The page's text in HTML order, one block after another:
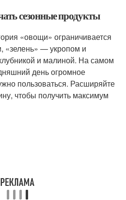
сезонные продукты
«овощи» ограничивается
«зелень» — укропом и
и малиной. На самом
день огромное
пользоваться. Расширяйте
чтобы получить максимум